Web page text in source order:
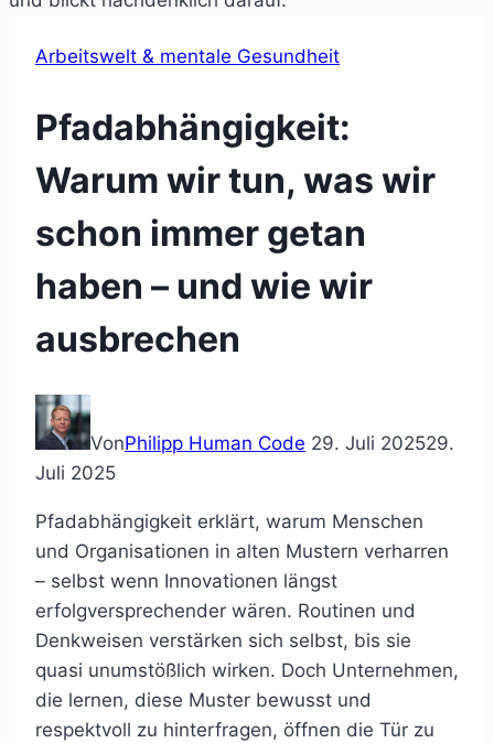
Arbeitswelt & mentale Gesundheit
Pfadabhängigkeit:
Warum wir tun, was wir
schon immer getan
haben – und wie wir
ausbrechen
VonPhilipp Human Code 29. Juli 202529.
Juli 2025
Pfadabhängigkeit erklärt, warum Menschen
und Organisationen in alten Mustern verharren
– selbst wenn Innovationen längst
erfolgversprechender wären. Routinen und
Denkweisen verstärken sich selbst, bis sie
quasi unumstößlich wirken. Doch Unternehmen,
die lernen, diese Muster bewusst und
respektvoll zu hinterfragen, öffnen die Tür zu